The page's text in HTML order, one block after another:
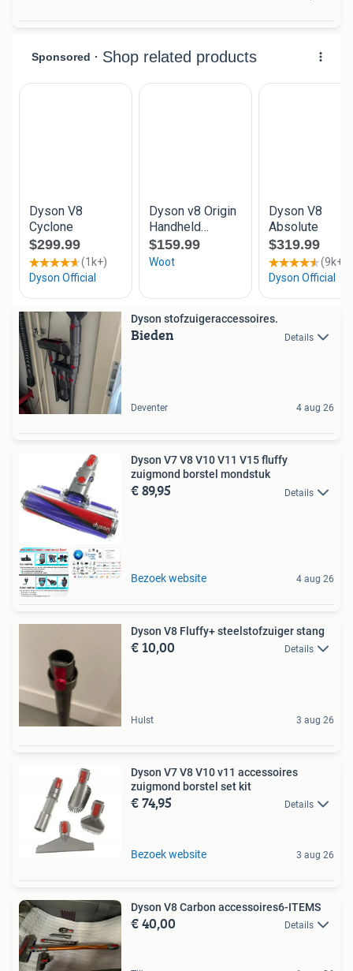
Dyson stofzuigeraccessoires.
Bieden Details
Deventer 4 aug 26
Dyson V7 V8 V10 V11 V15 fluffy
zuigmond borstel mondstuk
€ 89,95 Details
Bezoek website 4 aug 26
Dyson V8 Fluffy+ steelstofzuiger stang
€ 10,00 Details
Hulst 3 aug 26
Dyson V7 V8 V10 v11 accessoires
zuigmond borstel set kit
€ 74,95 Details
Bezoek website 3 aug 26
Dyson V8 Carbon accessoires6-ITEMS
€ 40,00 Details